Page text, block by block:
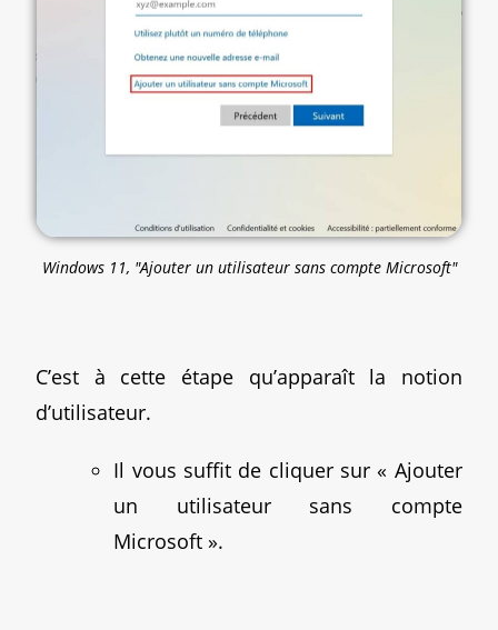
Windows 11, "Ajouter un utilisateur sans compte Microsoft"
C’est à cette étape qu’apparaît la notion
d’utilisateur.
Il vous suffit de cliquer sur « Ajouter
un utilisateur sans compte
Microsoft ».